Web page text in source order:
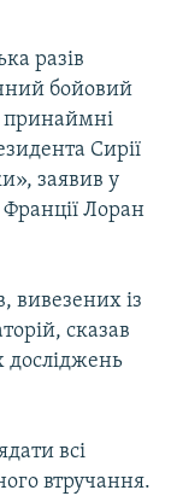
разів
бойовий
принаймні
Сирії
заявив у
Франції Лоран
вивезених із
сказав
досліджень
всі
втручання.